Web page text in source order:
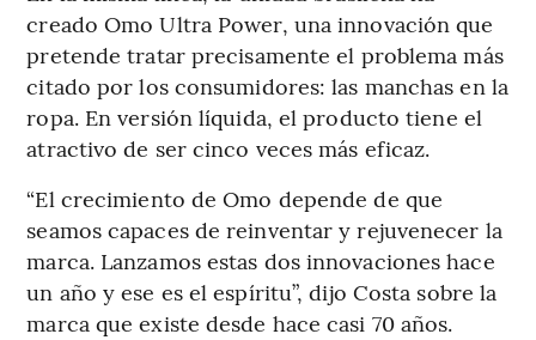
creado Omo Ultra Power, una innovación que
pretende tratar precisamente el problema más
citado por los consumidores: las manchas en la
ropa. En versión líquida, el producto tiene el
atractivo de ser cinco veces más eficaz.
“El crecimiento de Omo depende de que
seamos capaces de reinventar y rejuvenecer la
marca. Lanzamos estas dos innovaciones hace
un año y ese es el espíritu”, dijo Costa sobre la
marca que existe desde hace casi 70 años.